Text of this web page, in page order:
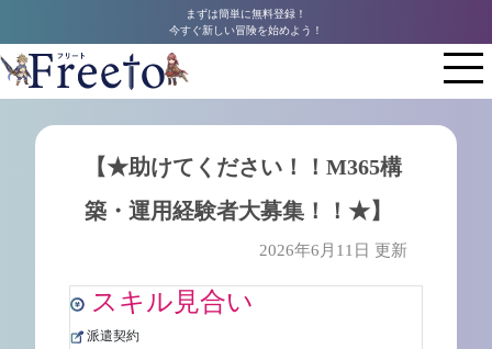
まずは簡単に無料登録！
今すぐ新しい冒険を始めよう！
【★助けてください！！M365構
築・運用経験者大募集！！★】
2026年6月11日 更新
スキル見合い
派遣契約